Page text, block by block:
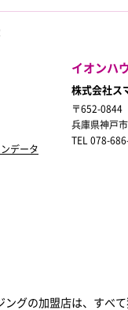
データ
イオンハ
株式会社ス
〒652-0844
兵庫県神戸
TEL 078-
ングの加盟店は、すべて